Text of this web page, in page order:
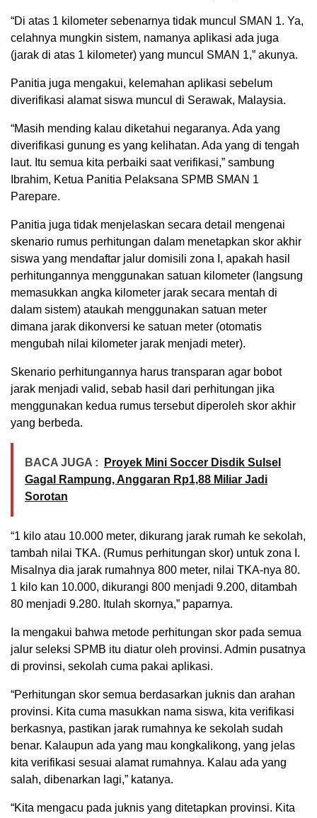
“Di atas 1 kilometer sebenarnya tidak muncul SMAN 1. Ya,
celahnya mungkin sistem, namanya aplikasi ada juga
(jarak di atas 1 kilometer) yang muncul SMAN 1,” akunya.
Panitia juga mengakui, kelemahan aplikasi sebelum
diverifikasi alamat siswa muncul di Serawak, Malaysia.
“Masih mending kalau diketahui negaranya. Ada yang
diverifikasi gunung es yang kelihatan. Ada yang di tengah
laut. Itu semua kita perbaiki saat verifikasi,” sambung
Ibrahim, Ketua Panitia Pelaksana SPMB SMAN 1
Parepare.
Panitia juga tidak menjelaskan secara detail mengenai
skenario rumus perhitungan dalam menetapkan skor akhir
siswa yang mendaftar jalur domisili zona I, apakah hasil
perhitungannya menggunakan satuan kilometer (langsung
memasukkan angka kilometer jarak secara mentah di
dalam sistem) ataukah menggunakan satuan meter
dimana jarak dikonversi ke satuan meter (otomatis
mengubah nilai kilometer jarak menjadi meter).
Skenario perhitungannya harus transparan agar bobot
jarak menjadi valid, sebab hasil dari perhitungan jika
menggunakan kedua rumus tersebut diperoleh skor akhir
yang berbeda.
BACA JUGA :
Proyek Mini Soccer Disdik Sulsel
Gagal Rampung, Anggaran Rp1,88 Miliar Jadi
Sorotan
“1 kilo atau 10.000 meter, dikurang jarak rumah ke sekolah,
tambah nilai TKA. (Rumus perhitungan skor) untuk zona I.
Misalnya dia jarak rumahnya 800 meter, nilai TKA-nya 80.
1 kilo kan 10.000, dikurangi 800 menjadi 9.200, ditambah
80 menjadi 9.280. Itulah skornya,” paparnya.
Ia mengakui bahwa metode perhitungan skor pada semua
jalur seleksi SPMB itu diatur oleh provinsi. Admin pusatnya
di provinsi, sekolah cuma pakai aplikasi.
“Perhitungan skor semua berdasarkan juknis dan arahan
provinsi. Kita cuma masukkan nama siswa, kita verifikasi
berkasnya, pastikan jarak rumahnya ke sekolah sudah
benar. Kalaupun ada yang mau kongkalikong, yang jelas
kita verifikasi sesuai alamat rumahnya. Kalau ada yang
salah, dibenarkan lagi,” katanya.
“Kita mengacu pada juknis yang ditetapkan provinsi. Kita